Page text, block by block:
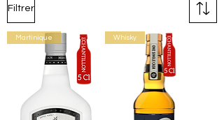
Filtrer
Martinique Whisky